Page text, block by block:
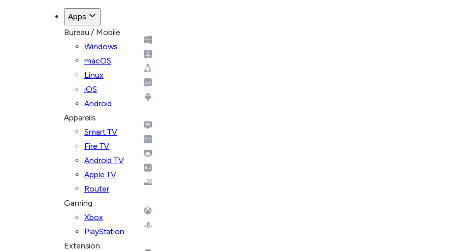
Apps
Bureau / Mobile
Windows
macOS
Linux
iOS
Android
Appareils
Smart TV
Fire TV
Android TV
Apple TV
Router
Gaming
Xbox
PlayStation
Extension